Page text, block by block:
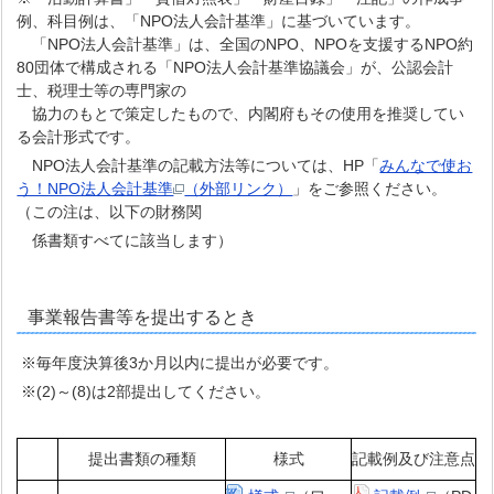
例、科目例は、「NPO法人会計基準」に基づいています。
「NPO法人会計基準」は、全国のNPO、NPOを支援するNPO約
80団体で構成される「NPO法人会計基準協議会」が、公認会計
士、税理士等の専門家の
協力のもとで策定したもので、内閣府もその使用を推奨してい
る会計形式です。
NPO法人会計基準の記載方法等については、HP「みんなで使お
う！NPO法人会計基準
（外部リンク）
」をご参照ください。
（この注は、以下の財務関
係書類すべてに該当します）
事業報告書等を提出するとき
※毎年度決算後3か月以内に提出が必要です。
※(2)～(8)は2部提出してください。
提出書類の種類 様式 記載例及び注意点